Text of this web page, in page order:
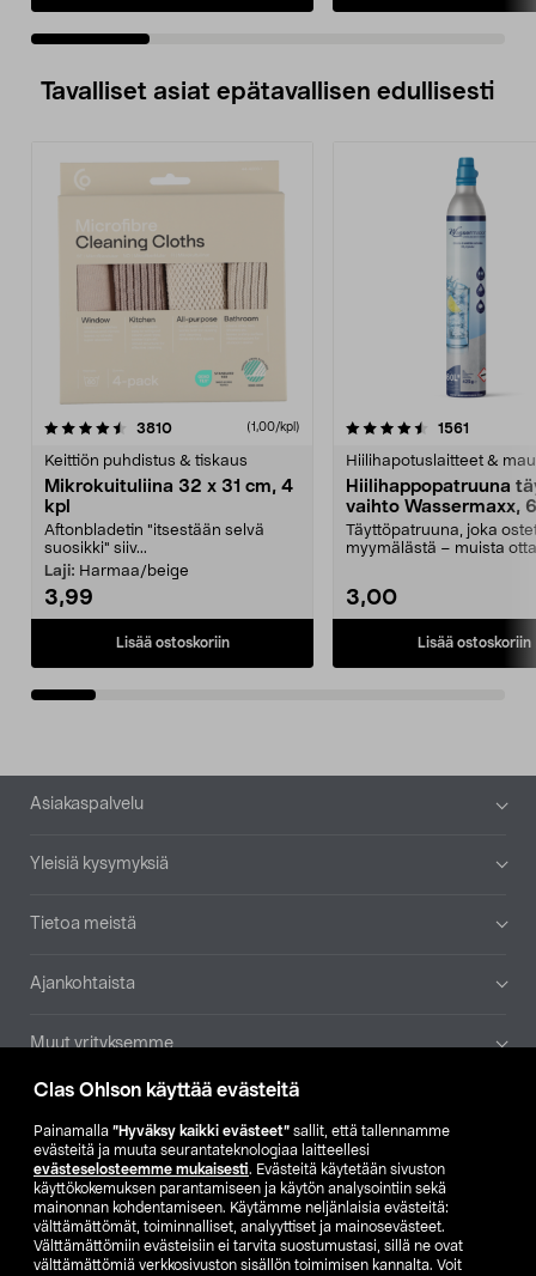
Clas Ohlson käyttää evästeitä
Painamalla ”Hyväksy kaikki evästeet” sallit, että tallennamme
evästeitä ja muuta seurantateknologiaa laitteellesi
evästeselosteemme mukaisesti. Evästeitä käytetään sivuston
käyttökokemuksen parantamiseen ja käytön analysointiin sekä
mainonnan kohdentamiseen. Käytämme neljänlaisia evästeitä:
välttämättömät, toiminnalliset, analyyttiset ja mainosevästeet.
Välttämättömiin evästeisiin ei tarvita suostumustasi, sillä ne ovat
välttämättömiä verkkosivuston sisällön toimimisen kannalta. Voit
Tavalliset asiat epätavallisen edullisesti
3810arvostelut (1,00/kpl)
Keittiön puhdistus & tiskaus
Mikrokuituliina 32 x 31 cm, 4
kpl
Aftonbladetin "itsestään selvä
suosikki" siiv...
Laji: Harmaa/beige
3,99
Lisää ostoskoriin
4.5viidestä
1561
Hiilihapotuslaitteet &
Hiilihappopatruuna
vaihto Wassermaxx,
Täyttöpatruuna, joka
myymälästä – muista
3,00
Lisää ostoskoriin
4.5viidestä
Alatunniste
Asiakaspalvelu
Yleisiä kysymyksiä
Tietoa meistä
Ajankohtaista
Muut yrityksemme
Etsi myymälä
SE NO FI
FI SV